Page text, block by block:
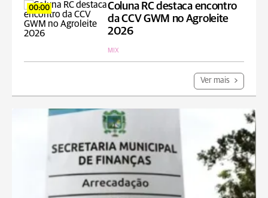
00:00
Coluna RC destaca encontro
da CCV GWM no Agroleite
2026
MIX
Ver mais